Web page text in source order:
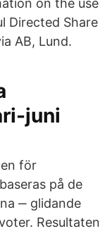
on the use
Directed Share
AB, Lund.
juni
för
på de
‒ glidande
Resultaten